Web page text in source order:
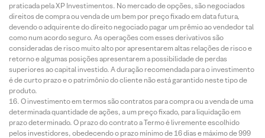
praticada pela XP Investimentos. No mercado de opções, são negociados
direitos de compra ou venda de um bem por preço fixado em data futura,
devendo o adquirente do direito negociado pagar um prêmio ao vendedor tal
como num acordo seguro. As operações com esses derivativos são
consideradas de risco muito alto por apresentarem altas relações de risco e
retorno e algumas posições apresentarem a possibilidade de perdas
superiores ao capital investido. A duração recomendada para o investimento
é de curto prazo e o patrimônio do cliente não está garantido neste tipo de
produto.
O investimento em termos são contratos para compra ou a venda de uma
determinada quantidade de ações, a um preço fixado, para liquidação em
prazo determinado. O prazo do contrato a Termo é livremente escolhido
pelos investidores, obedecendo o prazo mínimo de 16 dias e máximo de 999